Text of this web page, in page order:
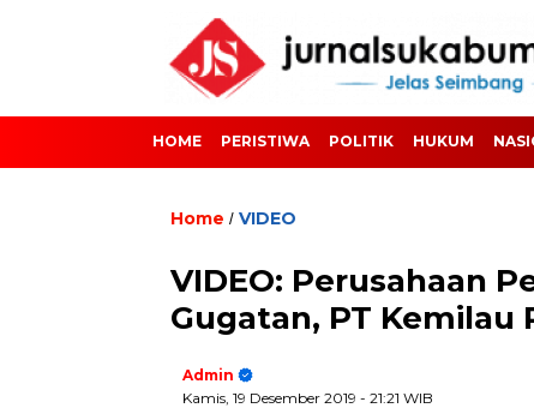
HOME PERISTIWA POLITIK HUKUM
Home / VIDEO
VIDEO: Perusahaan
Gugatan, PT
Admin
Kamis, 19 Desember 2019 - 21:21 WIB